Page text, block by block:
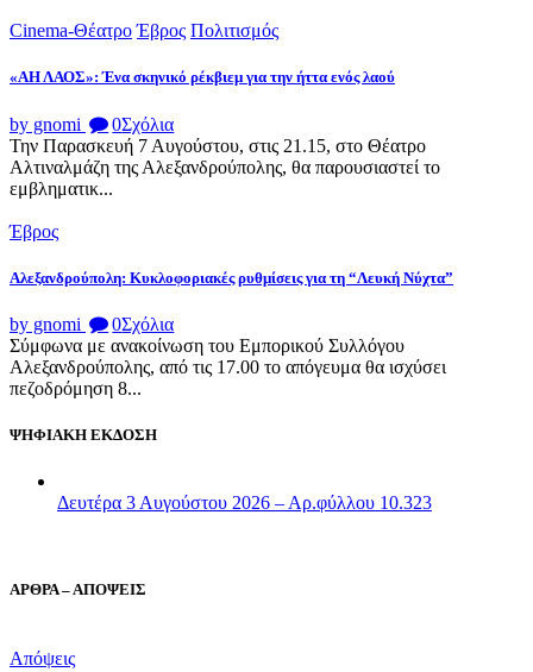
Cinema-Θέατρο Έβρος Πολιτισμός
«ΑΗ ΛΑΟΣ»: Ένα σκηνικό ρέκβιεμ για την ήττα ενός λαού
by gnomi 0Σχόλια
Την Παρασκευή 7 Αυγούστου, στις 21.15, στο Θέατρο
Αλτιναλμάζη της Αλεξανδρούπολης, θα παρουσιαστεί το
εμβληματικ...
Έβρος
Αλεξανδρούπολη: Κυκλοφοριακές ρυθμίσεις για τη “Λευκή Νύχτα”
by gnomi 0Σχόλια
Σύμφωνα με ανακοίνωση του Εμπορικού Συλλόγου
Αλεξανδρούπολης, από τις 17.00 το απόγευμα θα ισχύσει
πεζοδρόμηση 8...
ΨΗΦΙΑΚΗ ΕΚΔΟΣΗ
Δευτέρα 3 Αυγούστου 2026 – Αρ.φύλλου 10.323
ΑΡΘΡΑ – ΑΠΟΨΕΙΣ
Απόψεις